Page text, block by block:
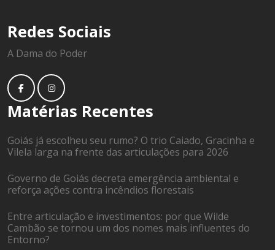
Redes Sociais
A Dama do Poder
Matérias Recentes
Goiás já escolheu seu rumo? O trio Caiado, Gracinha e
Vilela larga na frente das articulações para 2026
Governo de Goiás decreta emergência ambiental e
reforça ações contra incêndios florestais
Entre articulação e investimentos: por que Wilde
Cambão se tornou um dos nomes mais influentes do
Entorno?